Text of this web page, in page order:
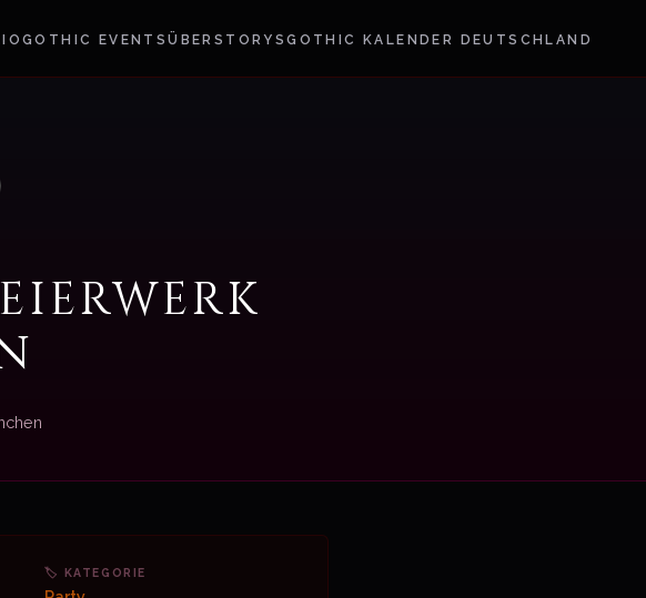
GOTHIC EVENTSÜBER STORYSGOTHIC KALENDER DEUTSCHLAND
🏷 KATEGORIE